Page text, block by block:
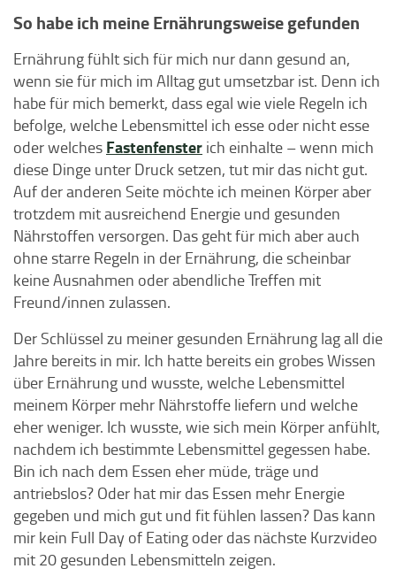
So habe ich meine Ernährungsweise gefunden
Ernährung fühlt sich für mich nur dann gesund an,
wenn sie für mich im Alltag gut umsetzbar ist. Denn ich
habe für mich bemerkt, dass egal wie viele Regeln ich
befolge, welche Lebensmittel ich esse oder nicht esse
oder welches Fastenfenster ich einhalte – wenn mich
diese Dinge unter Druck setzen, tut mir das nicht gut.
Auf der anderen Seite möchte ich meinen Körper aber
trotzdem mit ausreichend Energie und gesunden
Nährstoffen versorgen. Das geht für mich aber auch
ohne starre Regeln in der Ernährung, die scheinbar
keine Ausnahmen oder abendliche Treffen mit
Freund/innen zulassen.
Der Schlüssel zu meiner gesunden Ernährung lag all die
Jahre bereits in mir. Ich hatte bereits ein grobes Wissen
über Ernährung und wusste, welche Lebensmittel
meinem Körper mehr Nährstoffe liefern und welche
eher weniger. Ich wusste, wie sich mein Körper anfühlt,
nachdem ich bestimmte Lebensmittel gegessen habe.
Bin ich nach dem Essen eher müde, träge und
antriebslos? Oder hat mir das Essen mehr Energie
gegeben und mich gut und fit fühlen lassen? Das kann
mir kein Full Day of Eating oder das nächste Kurzvideo
mit 20 gesunden Lebensmitteln zeigen.